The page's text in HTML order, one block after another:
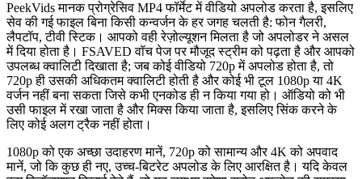
PeekVids मानक प्रोग्रेसिव MP4 फॉर्मेट में वीडियो अपलोड करता है, इसलिए
सेव की गई फाइल बिना किसी कन्वर्जन के हर जगह चलती है: फोन गैलरी,
लैपटॉप, टीवी स्टिक। आपको वही रेज़ोल्यूशन मिलता है जो अपलोडर ने असल
में दिया होता है। FSAVED वॉच पेज पर मौजूद स्ट्रीम को पढ़ता है और आपको
उपलब्ध क्वालिटी दिखाता है; जब कोई वीडियो 720p में अपलोड होता है, तो
720p ही उसकी अधिकतम क्वालिटी होती है और कोई भी टूल 1080p या 4K
वर्जन नहीं बना सकता जिसे कभी एनकोड ही न किया गया हो। ऑडियो को भी
उसी फाइल में रखा जाता है और मिक्स किया जाता है, इसलिए सिंक करने के
लिए कोई अलग ट्रैक नहीं होता।
1080p को एक अच्छा उदाहरण मानें, 720p को सामान्य और 4K को अपवाद
मानें, जो कि कुछ ही नए, उच्च-बिटरेट अपलोड के लिए आरक्षित है। यदि केवल